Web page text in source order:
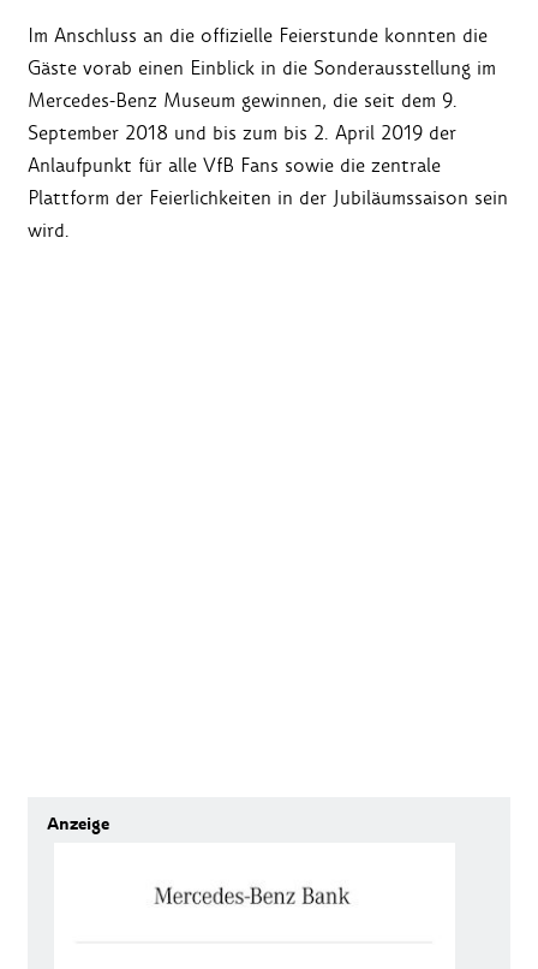
Im Anschluss an die offizielle Feierstunde konnten die
Gäste vorab einen Einblick in die Sonderausstellung im
Mercedes-Benz Museum gewinnen, die seit dem 9.
September 2018 und bis zum bis 2. April 2019 der
Anlaufpunkt für alle VfB Fans sowie die zentrale
Plattform der Feierlichkeiten in der Jubiläumssaison sein
wird.